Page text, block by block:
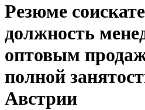
Резюме
должность
оптовым
полной
Австрии